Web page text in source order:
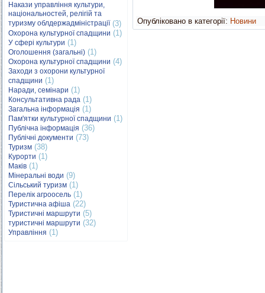
Накази управління культури,
національностей, релігій та
туризму облдержадміністрації(3)
Охорона культурної спадщини (1)
У сфері культури (1)
Оголошення (загальні) (1)
Охорона культурної спадщини (4)
Заходи з охорони культурної
спадщини (1)
Наради, семінари (1)
Консультативна рада (1)
Загальна інформація (1)
Пам'ятки культурної спадщини (1)
Публічна інформація (36)
Публічні документи (73)
Туризм (38)
Курорти (1)
Маків (1)
Мінеральні води (9)
Сільський туризм (1)
Перелік агроосель (1)
Туристична афіша (22)
Туристичні маршрути (5)
туристичні маршрути (32)
Управління (1)
Опубліковано в категорії: Новини